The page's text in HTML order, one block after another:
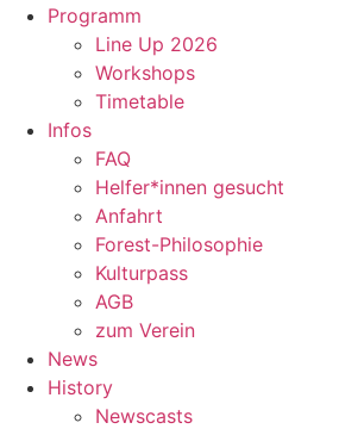
Programm
Line Up 2026
Workshops
Timetable
Infos
FAQ
Helfer*innen gesucht
Anfahrt
Forest-Philosophie
Kulturpass
AGB
zum Verein
News
History
Newscasts